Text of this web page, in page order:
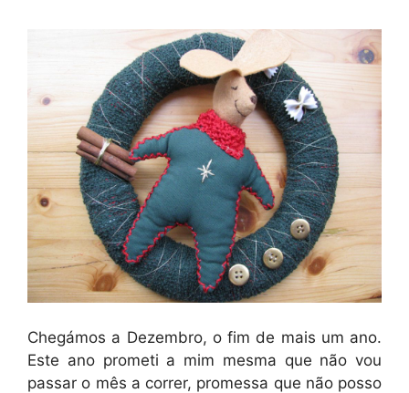
Chegámos a Dezembro, o fim de mais um ano.
Este ano prometi a mim mesma que não vou
passar o mês a correr, promessa que não posso